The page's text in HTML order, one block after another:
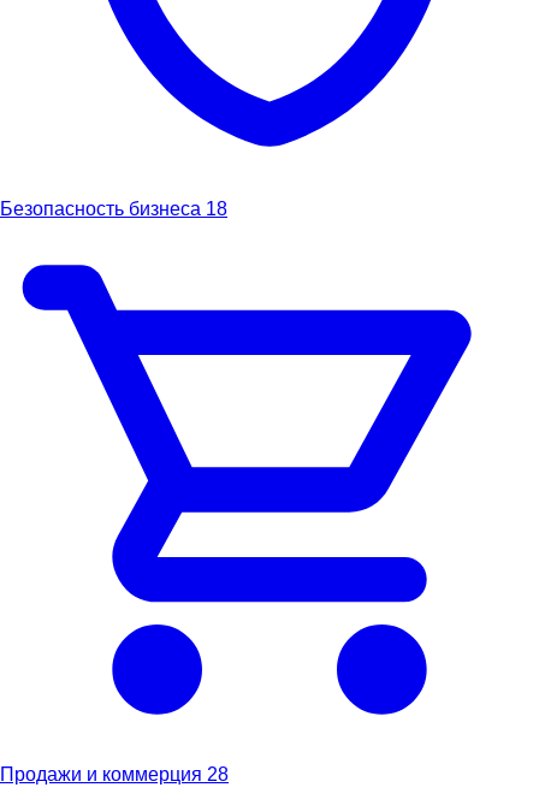
Безопасность бизнеса 18
Продажи и коммерция 28